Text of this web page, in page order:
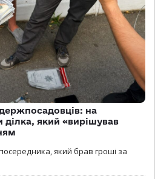
на
ділка, який «вирішував
який брав гроші за